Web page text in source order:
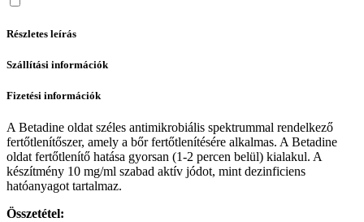
Részletes leírás
Szállítási információk
Fizetési információk
A Betadine oldat széles antimikrobiális spektrummal rendelkező
fertőtlenítőszer, amely a bőr fertőtlenítésére alkalmas. A Betadine
oldat fertőtlenítő hatása gyorsan (1-2 percen belül) kialakul. A
készítmény 10 mg/ml szabad aktív jódot, mint dezinficiens
hatóanyagot tartalmaz.
Összetétel: